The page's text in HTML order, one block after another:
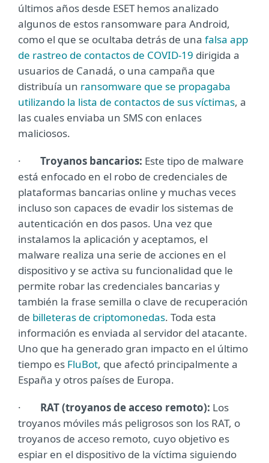
últimos años desde ESET hemos analizado
algunos de estos ransomware para Android,
como el que se ocultaba detrás de una falsa app
de rastreo de contactos de COVID-19 dirigida a
usuarios de Canadá, o una campaña que
distribuía un ransomware que se propagaba
utilizando la lista de contactos de sus víctimas, a
las cuales enviaba un SMS con enlaces
maliciosos.
· Troyanos bancarios: Este tipo de malware
está enfocado en el robo de credenciales de
plataformas bancarias online y muchas veces
incluso son capaces de evadir los sistemas de
autenticación en dos pasos. Una vez que
instalamos la aplicación y aceptamos, el
malware realiza una serie de acciones en el
dispositivo y se activa su funcionalidad que le
permite robar las credenciales bancarias y
también la frase semilla o clave de recuperación
de billeteras de criptomonedas. Toda esta
información es enviada al servidor del atacante.
Uno que ha generado gran impacto en el último
tiempo es FluBot, que afectó principalmente a
España y otros países de Europa.
· RAT (troyanos de acceso remoto): Los
troyanos móviles más peligrosos son los RAT, o
troyanos de acceso remoto, cuyo objetivo es
espiar en el dispositivo de la víctima siguiendo